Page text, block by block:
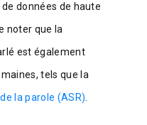
données de haute
noter que la
est également
tels que la
la parole (ASR).